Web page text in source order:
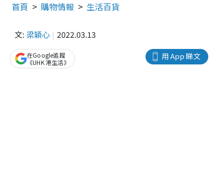
首頁 購物情報 生活百貨
文: 梁穎心 2022.03.13
用 App 睇文
在Google追蹤
《UHK 港生活》